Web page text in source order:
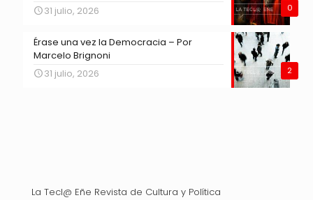
0
31 julio, 2026
2
Érase una vez la Democracia – Por
Marcelo Brignoni
31 julio, 2026
La Tecl@ Eñe Revista de Cultura y Política